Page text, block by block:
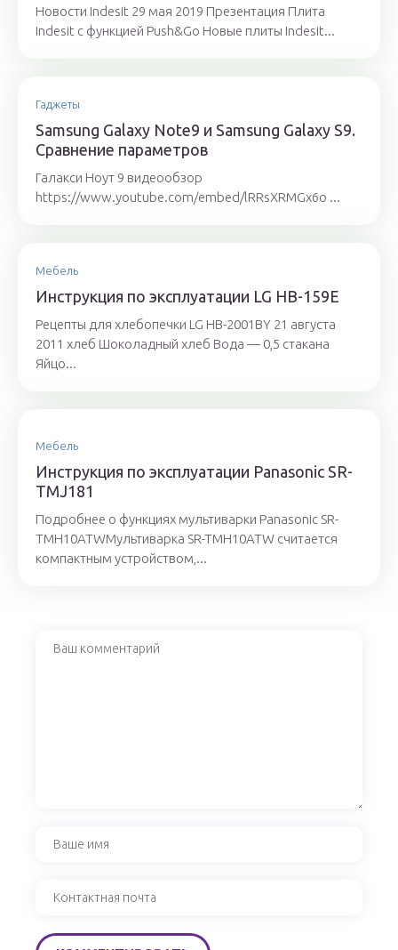
Новости Indesit 29 мая 2019 Презентация Плита
Indesit с функцией Push&Go Новые плиты Indesit...
Гаджеты
Samsung Galaxy Note9 и Samsung Galaxy S9.
Сравнение параметров
Галакси Ноут 9 видеообзор
https://www.youtube.com/embed/lRRsXRMGx6o ...
Мебель
Инструкция по эксплуатации LG HB-159E
Рецепты для хлебопечки LG HB-2001BY 21 августа
2011 хлеб Шоколадный хлеб Вода — 0,5 стакана
Яйцо...
Мебель
Инструкция по эксплуатации Panasonic SR-
TMJ181
Подробнее о функциях мультиварки Panasonic SR-
TMH10ATWМультиварка SR-TMH10ATW считается
компактным устройством,...